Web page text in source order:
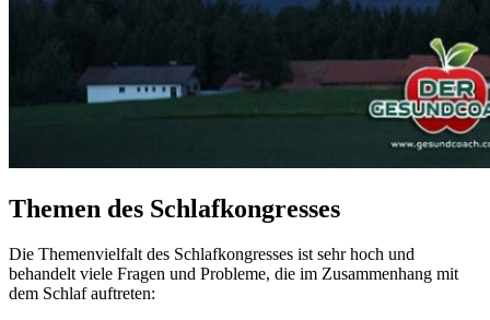
Themen des Schlafkongresses
Die Themenvielfalt des Schlafkongresses ist sehr hoch und
behandelt viele Fragen und Probleme, die im Zusammenhang mit
dem Schlaf auftreten: